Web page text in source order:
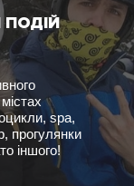
ПОДІЙ
spa,
прогулянки
іншого!